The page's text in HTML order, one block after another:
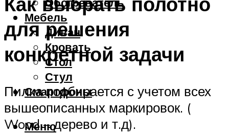
Мебель
Диван
Кровать
Стол
Стул
Смартфоны
Меню
для решения
конкретной задачи
Пилка подбирается с учетом всех
вышеописанных маркировок. (
Wood – дерево и т.д).